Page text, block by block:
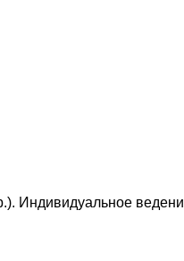
Индивидуальное